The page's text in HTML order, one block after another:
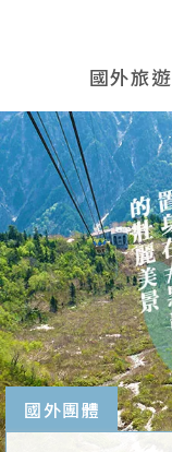
國外旅
遊
國外旅遊
往前
國外團體